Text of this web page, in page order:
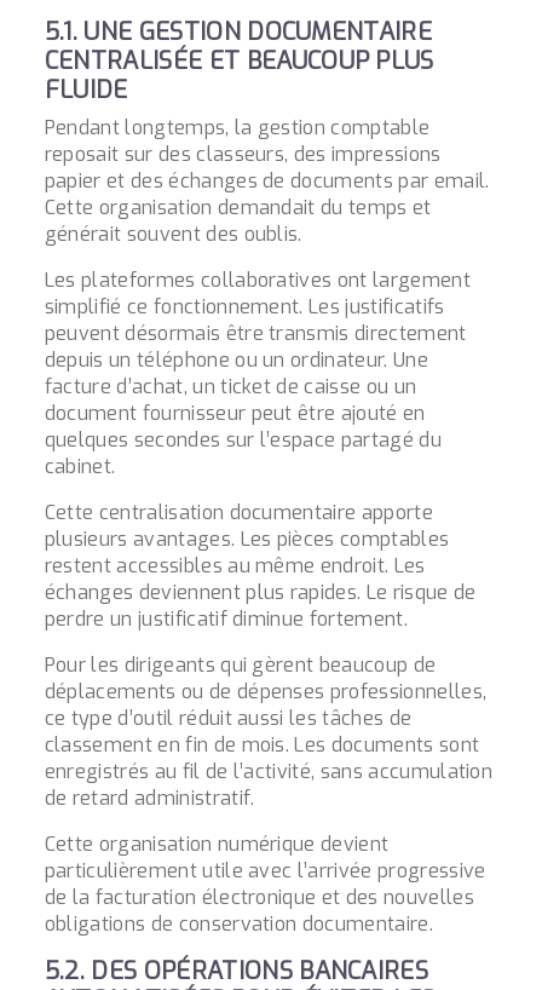
5.1. UNE GESTION DOCUMENTAIRE
CENTRALISÉE ET BEAUCOUP PLUS
FLUIDE
Pendant longtemps, la gestion comptable
reposait sur des classeurs, des impressions
papier et des échanges de documents par email.
Cette organisation demandait du temps et
générait souvent des oublis.
Les plateformes collaboratives ont largement
simplifié ce fonctionnement. Les justificatifs
peuvent désormais être transmis directement
depuis un téléphone ou un ordinateur. Une
facture d’achat, un ticket de caisse ou un
document fournisseur peut être ajouté en
quelques secondes sur l’espace partagé du
cabinet.
Cette centralisation documentaire apporte
plusieurs avantages. Les pièces comptables
restent accessibles au même endroit. Les
échanges deviennent plus rapides. Le risque de
perdre un justificatif diminue fortement.
Pour les dirigeants qui gèrent beaucoup de
déplacements ou de dépenses professionnelles,
ce type d’outil réduit aussi les tâches de
classement en fin de mois. Les documents sont
enregistrés au fil de l’activité, sans accumulation
de retard administratif.
Cette organisation numérique devient
particulièrement utile avec l’arrivée progressive
de la facturation électronique et des nouvelles
obligations de conservation documentaire.
5.2. DES OPÉRATIONS BANCAIRES